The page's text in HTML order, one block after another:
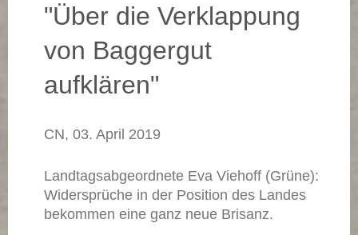
"Über die Verklappung
von Baggergut
aufklären"
CN, 03. April 2019
Landtagsabgeordnete Eva Viehoff (Grüne):
Widersprüche in der Position des Landes
bekommen eine ganz neue Brisanz.